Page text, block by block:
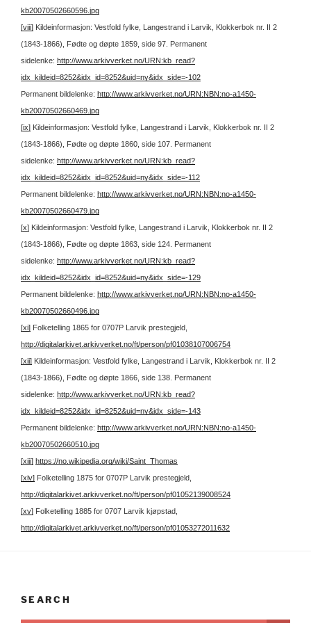
kb20070502660596.jpg
[viii] Kildeinformasjon: Vestfold fylke, Langestrand i Larvik, Klokkerbok nr. II 2
(1843-1866), Fødte og døpte 1859, side 97. Permanent
sidelenke: http://www.arkivverket.no/URN:kb_read?
idx_kildeid=8252&idx_id=8252&uid=ny&idx_side=-102
Permanent bildelenke: http://www.arkivverket.no/URN:NBN:no-a1450-
kb20070502660469.jpg
[ix] Kildeinformasjon: Vestfold fylke, Langestrand i Larvik, Klokkerbok nr. II 2
(1843-1866), Fødte og døpte 1860, side 107. Permanent
sidelenke: http://www.arkivverket.no/URN:kb_read?
idx_kildeid=8252&idx_id=8252&uid=ny&idx_side=-112
Permanent bildelenke: http://www.arkivverket.no/URN:NBN:no-a1450-
kb20070502660479.jpg
[x] Kildeinformasjon: Vestfold fylke, Langestrand i Larvik, Klokkerbok nr. II 2
(1843-1866), Fødte og døpte 1863, side 124. Permanent
sidelenke: http://www.arkivverket.no/URN:kb_read?
idx_kildeid=8252&idx_id=8252&uid=ny&idx_side=-129
Permanent bildelenke: http://www.arkivverket.no/URN:NBN:no-a1450-
kb20070502660496.jpg
[xi] Folketelling 1865 for 0707P Larvik prestegjeld,
http://digitalarkivet.arkivverket.no/ft/person/pf01038107006754
[xii] Kildeinformasjon: Vestfold fylke, Langestrand i Larvik, Klokkerbok nr. II 2
(1843-1866), Fødte og døpte 1866, side 138. Permanent
sidelenke: http://www.arkivverket.no/URN:kb_read?
idx_kildeid=8252&idx_id=8252&uid=ny&idx_side=-143
Permanent bildelenke: http://www.arkivverket.no/URN:NBN:no-a1450-
kb20070502660510.jpg
[xiii] https://no.wikipedia.org/wiki/Saint_Thomas
[xiv] Folketelling 1875 for 0707P Larvik prestegjeld,
http://digitalarkivet.arkivverket.no/ft/person/pf01052139008524
[xv] Folketelling 1885 for 0707 Larvik kjøpstad,
http://digitalarkivet.arkivverket.no/ft/person/pf01053272011632
SEARCH